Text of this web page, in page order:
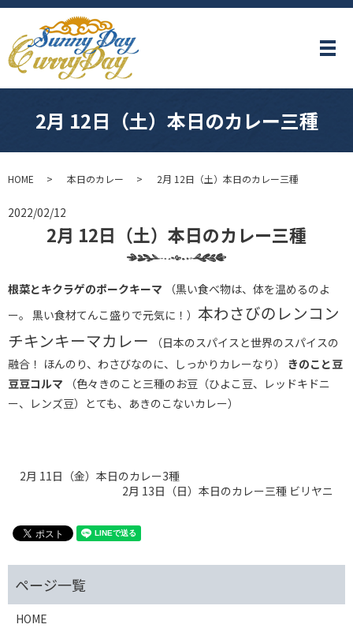
メ
2月 12日（土）本日のカレー三種
HOME 本日のカレー 2月 12日（土）本日のカレー三種
2022/02/12
2月 12日（土）本日のカレー三種
根菜とキクラゲのポークキーマ （黒い食べ物は、体を温めるのよ
ー。 黒い食材てんこ盛りで元気に！） 本わさびのレンコン
チキンキーマカレー （日本のスパイスと世界のスパイスの
融合！ ほんのり、わさびなのに、しっかりカレーなり） きのこと豆
豆豆コルマ （色々きのこと三種のお豆（ひよこ豆、レッドキドニ
ー、レンズ豆）とても、あきのこないカレー）
2月 11日（金）本日のカレー3種
2月 13日（日）本日のカレー三種 ビリヤニ
HOME